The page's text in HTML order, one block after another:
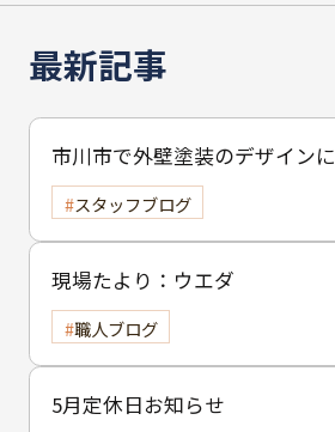
最新記事
市川市で外壁塗装のデザイン
｜ 色選びの失敗を防ぐポイント
スタッフブログ
現場たより：ウエダ
職人ブログ
5月定休日お知らせ